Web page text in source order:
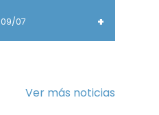
09/07 +
Ver más noticias